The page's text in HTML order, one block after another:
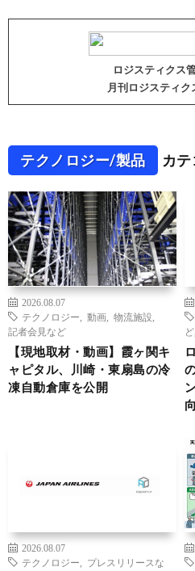
ロジスティクス
月刊ロジスティク
テクノロジー/製品 カ
2026.08.07
テクノロジー
動画 物流施設
記者会見など
【現地取材・動画】霞ヶ関キ
ャピタル、川崎・東扇島の冷
凍自動倉庫を公開
ど
2026.08.07
テクノロジー
プレスリリースな